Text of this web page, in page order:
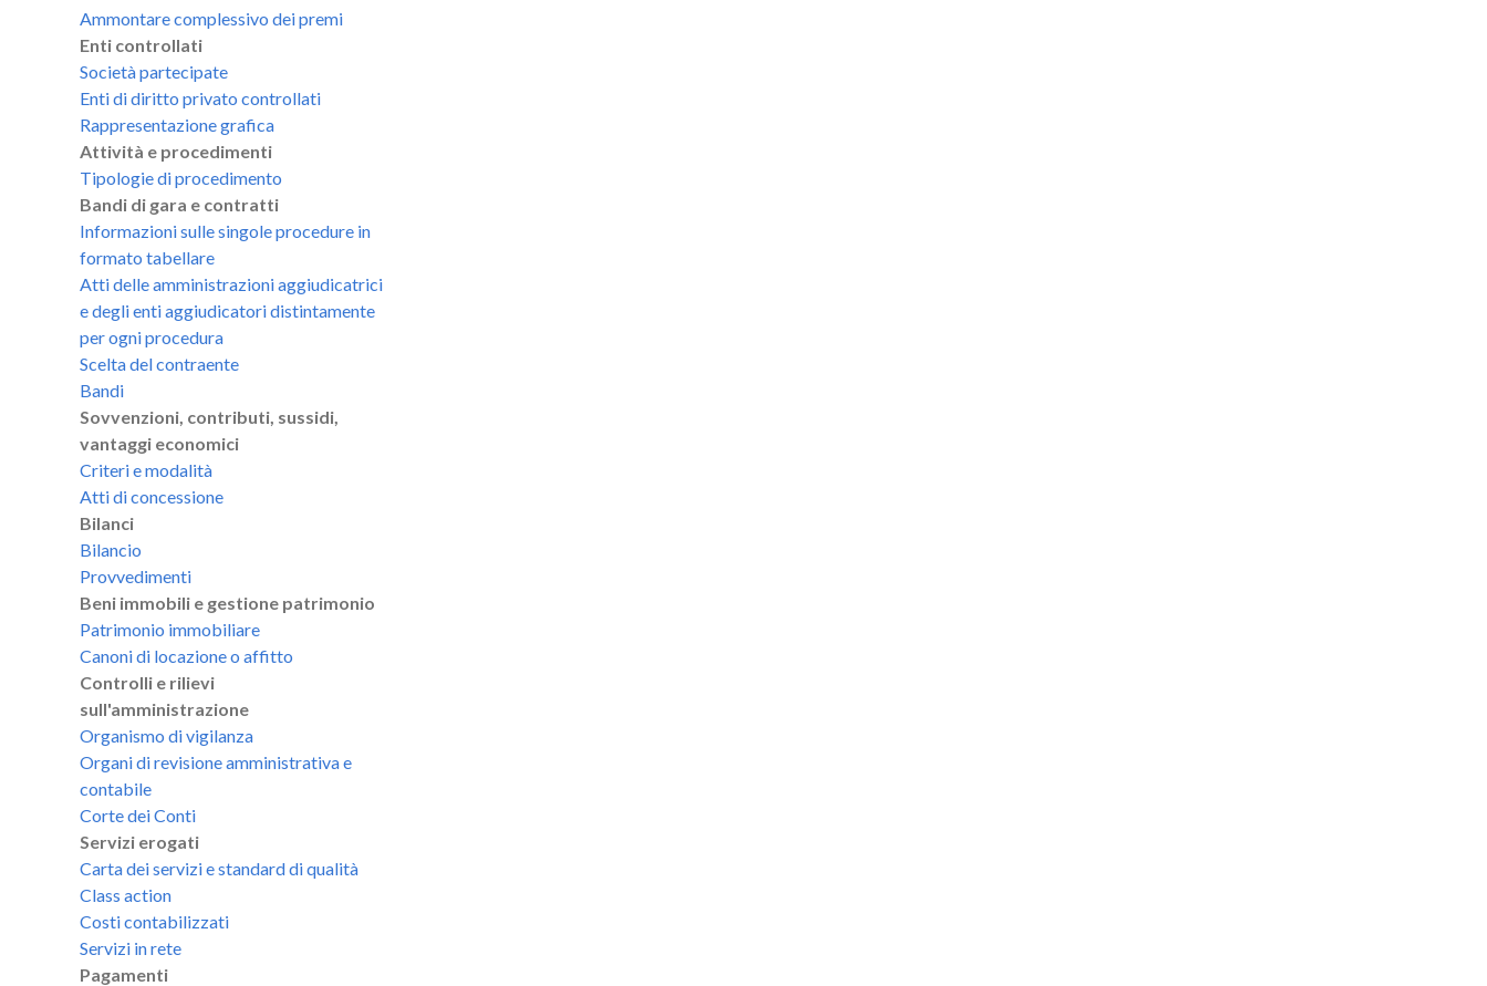
Ammontare complessivo dei premi
Enti controllati
Società partecipate
Enti di diritto privato controllati
Rappresentazione grafica
Attività e procedimenti
Tipologie di procedimento
Bandi di gara e contratti
Informazioni sulle singole procedure in
formato tabellare
Atti delle amministrazioni aggiudicatrici
e degli enti aggiudicatori distintamente
per ogni procedura
Scelta del contraente
Bandi
Sovvenzioni, contributi, sussidi,
vantaggi economici
Criteri e modalità
Atti di concessione
Bilanci
Bilancio
Provvedimenti
Beni immobili e gestione patrimonio
Patrimonio immobiliare
Canoni di locazione o affitto
Controlli e rilievi
sull'amministrazione
Organismo di vigilanza
Organi di revisione amministrativa e
contabile
Corte dei Conti
Servizi erogati
Carta dei servizi e standard di qualità
Class action
Costi contabilizzati
Servizi in rete
Pagamenti